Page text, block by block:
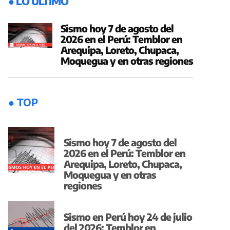
Sismo hoy 7 de agosto del
2026 en el Perú: Temblor en
Arequipa, Loreto, Chupaca,
Moquegua y en otras regiones
● TOP
Sismo hoy 7 de agosto del
2026 en el Perú: Temblor en
Arequipa, Loreto, Chupaca,
Moquegua y en otras
regiones
Sismo en Perú hoy 24 de julio
del 2026: Temblor en